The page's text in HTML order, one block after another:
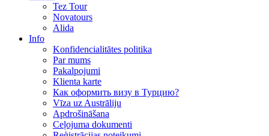
Tez Tour
Novatours
Alida
Info
Konfidencialitātes politika
Par mums
Рakalpojumi
Klienta karte
Как оформить визу в Турцию?
Vīza uz Austrāliju
Apdrošināšana
Ceļojuma dokumenti